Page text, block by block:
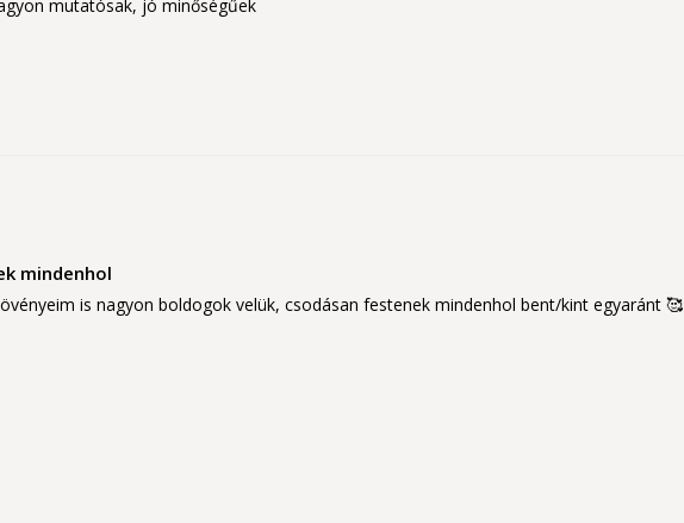
mutatósak, jó minőségűek
mindenhol
is nagyon boldogok velük, csodásan festenek mindenhol bent/kint egyaránt 🥰